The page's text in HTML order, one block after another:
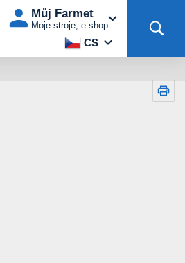
CS
Můj Farmet
Moje stroje, e-shop